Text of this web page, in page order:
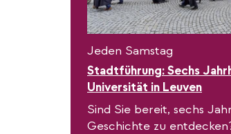
Jeden Samstag
Stadtführung: Sechs
Universität in Leuven
Sind Sie bereit, sechs
Geschichte zu